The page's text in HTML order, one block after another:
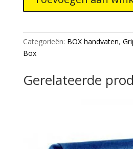
/
clamp
Red
130mm
Categorieën: BOX handvaten,
Box
Gerelateerde